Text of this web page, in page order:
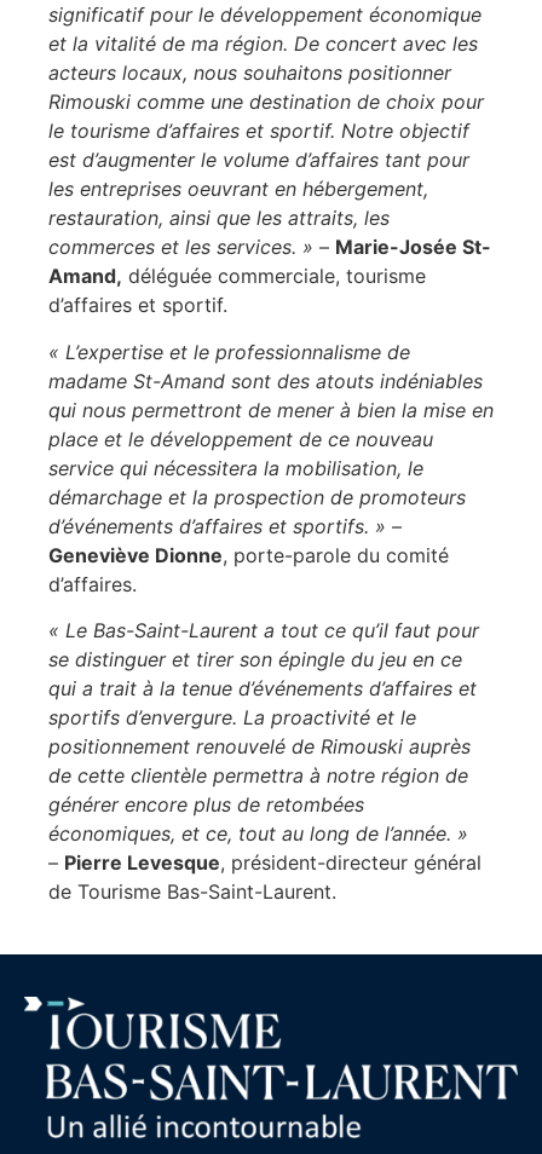
significatif pour le développement économique
et la vitalité de ma région. De concert avec les
acteurs locaux, nous souhaitons positionner
Rimouski comme une destination de choix pour
le tourisme d’affaires et sportif. Notre objectif
est d’augmenter le volume d’affaires tant pour
les entreprises oeuvrant en hébergement,
restauration, ainsi que les attraits, les
commerces et les services. » – Marie-Josée St-
Amand, déléguée commerciale, tourisme
d’affaires et sportif.
« L’expertise et le professionnalisme de
madame St-Amand sont des atouts indéniables
qui nous permettront de mener à bien la mise en
place et le développement de ce nouveau
service qui nécessitera la mobilisation, le
démarchage et la prospection de promoteurs
d’événements d’affaires et sportifs. » –
Geneviève Dionne, porte-parole du comité
d’affaires.
« Le Bas-Saint-Laurent a tout ce qu’il faut pour
se distinguer et tirer son épingle du jeu en ce
qui a trait à la tenue d’événements d’affaires et
sportifs d’envergure. La proactivité et le
positionnement renouvelé de Rimouski auprès
de cette clientèle permettra à notre région de
générer encore plus de retombées
économiques, et ce, tout au long de l’année. »
– Pierre Levesque, président-directeur général
de Tourisme Bas-Saint-Laurent.